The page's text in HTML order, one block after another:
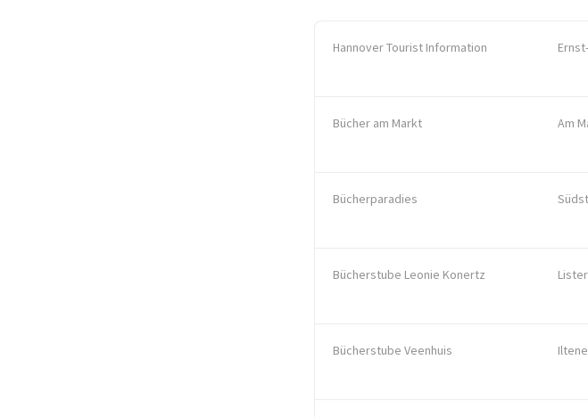
Hannover Tourist Information
Bücher am Markt Am
Bücherparadies
Bücherstube Leonie Konertz
Bücherstube Veenhuis